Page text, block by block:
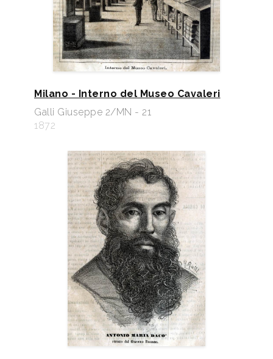
Milano - Interno del Museo Cavaleri
Galli Giuseppe 2/MN - 21
1872